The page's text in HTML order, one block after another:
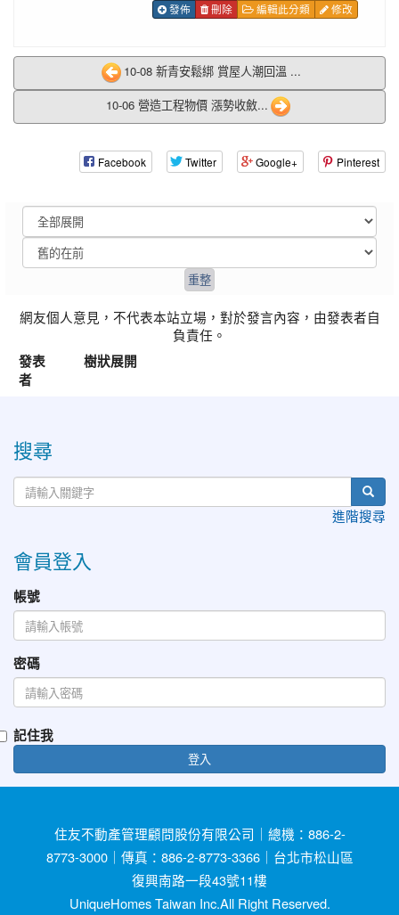
發佈 刪除 編輯此分類 修改
10-08 新青安鬆綁 賞屋人潮回溫 ...
10-06 營造工程物價 漲勢收斂...
Facebook Twitter Google+ Pinterest
網友個人意見，不代表本站立場，對於發言內容，由發表者自
負責任。
發表
者
樹狀展開
搜尋
進階搜尋
會員登入
帳號
密碼
記住我
登入
住友不動產管理顧問股份有限公司｜總機：886-2-
8773-3000｜傳真：886-2-8773-3366｜台北市松山區
復興南路一段43號11樓
UniqueHomes Taiwan Inc.All Right Reserved.